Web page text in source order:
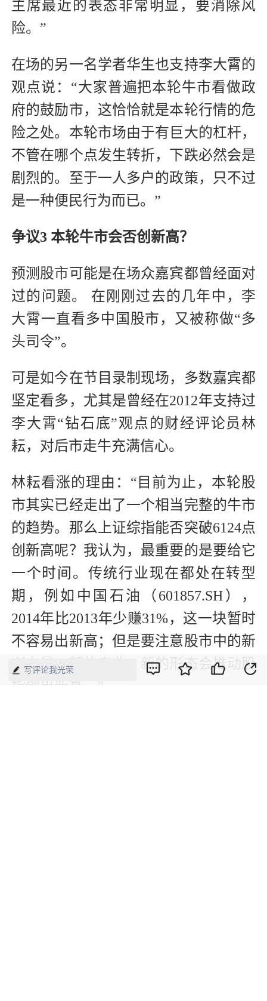
主席最近的表态非常明显，要消除风
险。”
在场的另一名学者华生也支持李大霄的
观点说：“大家普遍把本轮牛市看做政
府的鼓励市，这恰恰就是本轮行情的危
险之处。本轮市场由于有巨大的杠杆，
不管在哪个点发生转折，下跌必然会是
剧烈的。至于一人多户的政策，只不过
是一种便民行为而已。”
争议3 本轮牛市会否创新高？
预测股市可能是在场众嘉宾都曾经面对
过的问题。 在刚刚过去的几年中，李
大霄一直看多中国股市，又被称做“多
头司令”。
可是如今在节目录制现场，多数嘉宾都
坚定看多，尤其是曾经在2012年支持过
李大霄“钻石底”观点的财经评论员林
耘，对后市走牛充满信心。
林耘看涨的理由：“目前为止，本轮股
市其实已经走出了一个相当完整的牛市
的趋势。那么上证综指能否突破6124点
创新高呢？我认为，最重要的是要给它
一个时间。传统行业现在都处在转型
期，例如中国石油（601857.SH），
2014年比2013年少赚31%，这一块暂时
不容易出新高；但是要注意股市中的新
兴力量，新的产业、新的形态会推动股
指创出新高。”
写评论我光荣